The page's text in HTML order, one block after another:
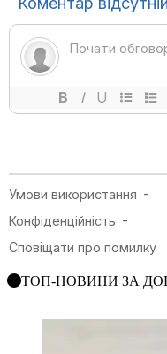
ТОП-НОВИНИ ЗА